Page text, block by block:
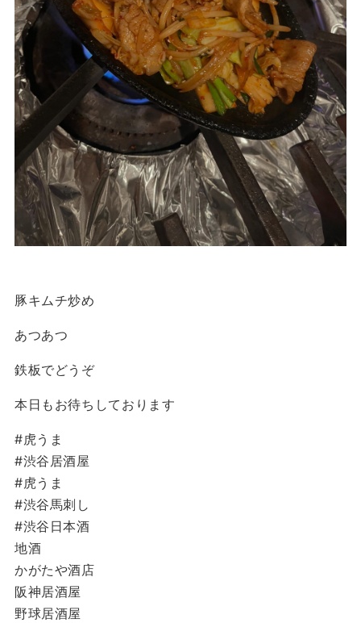
豚キムチ炒め
あつあつ
鉄板でどうぞ
本日もお待ちしております
#虎うま
#渋谷居酒屋
#虎うま
#渋谷馬刺し
#渋谷日本酒
地酒
かがたや酒店
阪神居酒屋
野球居酒屋